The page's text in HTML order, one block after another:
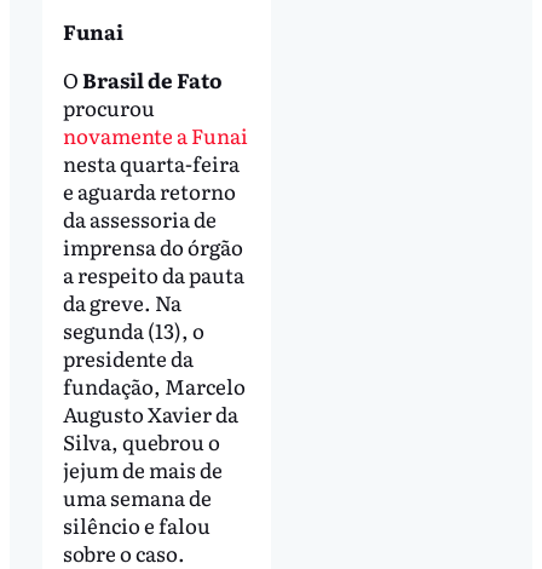
Funai
OBrasil de Fato
procurou
novamente a Funai
nesta quarta-feira
e aguarda retorno
da assessoria de
imprensa do órgão
a respeito da pauta
da greve. Na
segunda (13), o
presidente da
fundação, Marcelo
Augusto Xavier da
Silva, quebrou o
jejum de mais de
uma semana de
silêncio e falou
sobre o caso.